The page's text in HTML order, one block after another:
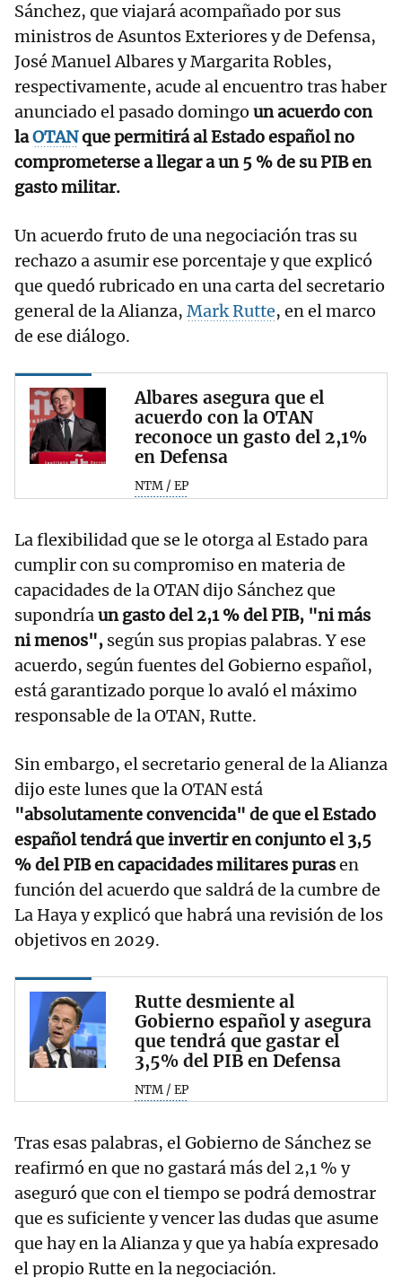
Sánchez, que viajará acompañado por sus
ministros de Asuntos Exteriores y de Defensa,
José Manuel Albares y Margarita Robles,
respectivamente, acude al encuentro tras haber
anunciado el pasado domingo un acuerdo con
laOTANque permitirá al Estado español no
comprometerse a llegar a un 5 % de su PIB en
gasto militar.
Un acuerdo fruto de una negociación tras su
rechazo a asumir ese porcentaje y que explicó
que quedó rubricado en una carta del secretario
general de la Alianza, Mark Rutte, en el marco
de ese diálogo.
Albares asegura que el
acuerdo con la OTAN
reconoce un gasto del 2,1%
en Defensa
NTM / EP
La flexibilidad que se le otorga al Estado para
cumplir con su compromiso en materia de
capacidades de la OTAN dijo Sánchez que
supondríaun gasto del 2,1 % del PIB, "ni más
ni menos", según sus propias palabras. Y ese
acuerdo, según fuentes del Gobierno español,
está garantizado porque lo avaló el máximo
responsable de la OTAN, Rutte.
Sin embargo, el secretario general de la Alianza
dijo este lunes que la OTAN está
"absolutamente convencida" de que el Estado
español tendrá que invertir en conjunto el 3,5
% del PIB en capacidades militares purasen
función del acuerdo que saldrá de la cumbre de
La Haya y explicó que habrá una revisión de los
objetivos en 2029.
Rutte desmiente al
Gobierno español y asegura
que tendrá que gastar el
3,5% del PIB en Defensa
NTM / EP
Tras esas palabras, el Gobierno de Sánchez se
reafirmó en que no gastará más del 2,1 % y
aseguró que con el tiempo se podrá demostrar
que es suficiente y vencer las dudas que asume
que hay en la Alianza y que ya había expresado
el propio Rutte en la negociación.